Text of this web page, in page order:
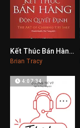
0Kết Thúc Bán Hàng, Đòn Quyết Định
Brian Tracy
4:07:34